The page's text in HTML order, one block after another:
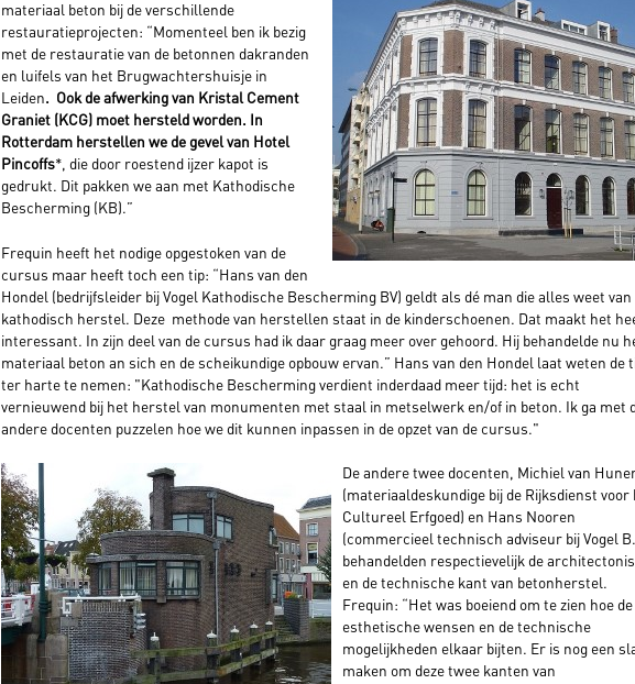
materiaal beton bij de verschillende
restauratieprojecten: “Momenteel ben ik bezig
met de restauratie van de betonnen dakranden
en luifels van het Brugwachtershuisje in
Leiden. Ook de afwerking van Kristal Cement
Graniet (KCG) moet hersteld worden. In
Rotterdam herstellen we de gevel van Hotel
Pincoffs*, die door roestend ijzer kapot is
gedrukt. Dit pakken we aan met Kathodische
Bescherming (KB).”
Frequin heeft het nodige opgestoken van de
cursus maar heeft toch een tip: “Hans van den
Hondel (bedrijfsleider bij Vogel Kathodische Bescherming BV) geldt als dé man die alles weet van
kathodisch herstel. Deze methode van herstellen staat in de kinderschoenen. Dat maakt het
interessant. In zijn deel van de cursus had ik daar graag meer over gehoord. Hij behandelde nu
materiaal beton an sich en de scheikundige opbouw ervan.” Hans van den Hondel laat weten de
ter harte te nemen: "Kathodische Bescherming verdient inderdaad meer tijd: het is echt
vernieuwend bij het herstel van monumenten met staal in metselwerk en/of in beton. Ik ga met
andere docenten puzzelen hoe we dit kunnen inpassen in de opzet van de cursus."
De andere twee docenten, Michiel van
(materiaaldeskundige bij de Rijksdienst voor
Cultureel Erfgoed) en Hans Nooren
(commercieel technisch adviseur bij Vogel
behandelden respectievelijk de
en de technische kant van betonherstel.
Frequin: “Het was boeiend om te zien hoe de
esthetische wensen en de technische
mogelijkheden elkaar bijten. Er is nog een
maken om deze twee kanten van